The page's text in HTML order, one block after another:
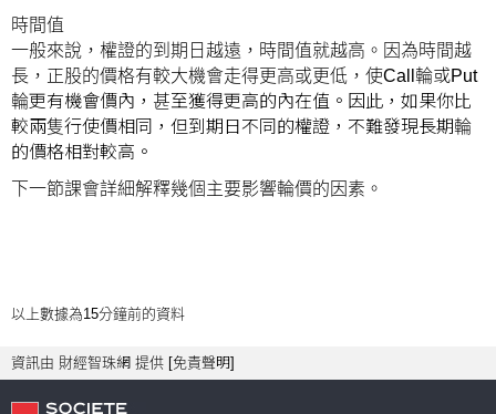
時間值
一般來說，權證的到期日越遠，時間值就越高。因為時間越
長，正股的價格有較大機會走得更高或更低，使Call輪或Put
輪更有機會價內，甚至獲得更高的內在值。因此，如果你比
較兩隻行使價相同，但到期日不同的權證，不難發現長期輪
的價格相對較高。
下一節課會詳細解釋幾個主要影響輪價的因素。
以上數據為15分鐘前的資料
資訊由 財經智珠網 提供 [免責聲明]